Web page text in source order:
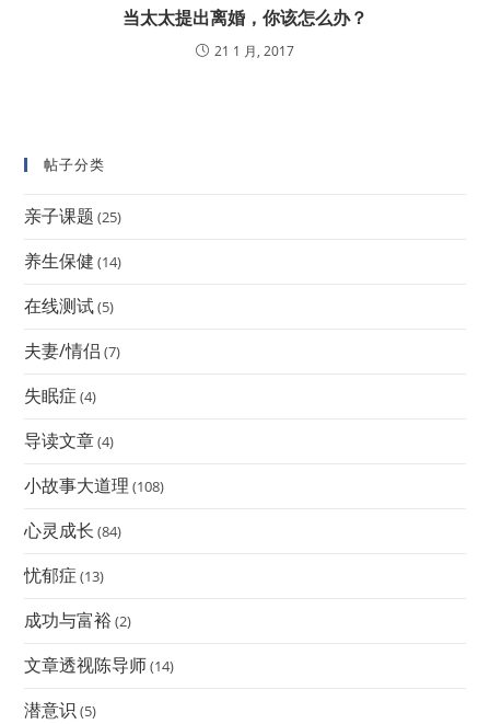
当太太提出离婚，你该怎么办？
21 1 月, 2017
帖子分类
亲子课题 (25)
养生保健 (14)
在线测试(5)
夫妻/情侣 (7)
失眠症 (4)
导读文章(4)
小故事大道理 (108)
心灵成长 (84)
忧郁症 (13)
成功与富裕(2)
文章透视陈导师(14)
潜意识 (5)